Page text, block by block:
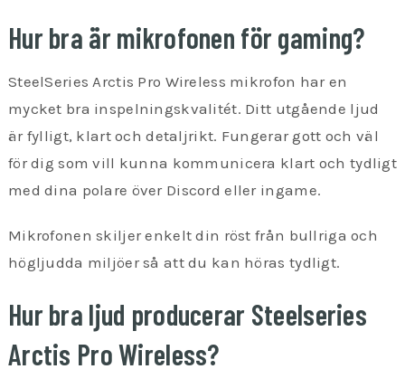
Hur bra är mikrofonen för gaming?
SteelSeries Arctis Pro Wireless mikrofon har en
mycket bra inspelningskvalitét. Ditt utgående ljud
är fylligt, klart och detaljrikt. Fungerar gott och väl
för dig som vill kunna kommunicera klart och tydligt
med dina polare över Discord eller ingame.
Mikrofonen skiljer enkelt din röst från bullriga och
högljudda miljöer så att du kan höras tydligt.
Hur bra ljud producerar Steelseries
Arctis Pro Wireless?